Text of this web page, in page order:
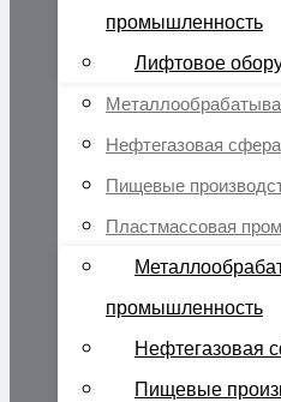
промышленность
Лифтовое
Нефтегазовая сфера
Пищевые
Пластмассовая
промышленность
Нефтегазовая
Пищевые